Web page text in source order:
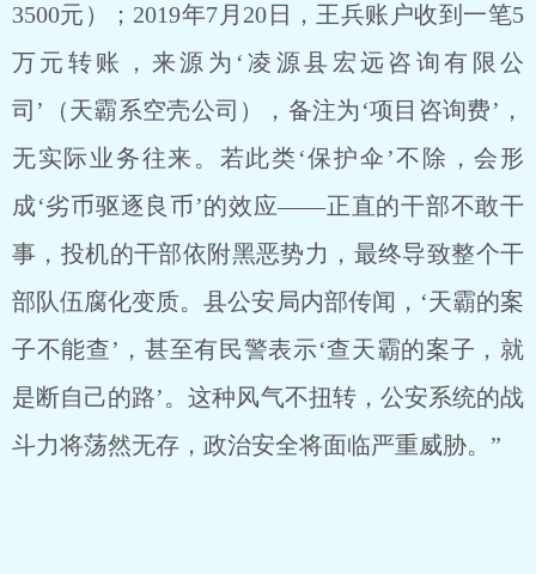
3500元）；2019年7月20日，王兵账户收到一笔5
万元转账，来源为‘凌源县宏远咨询有限公
司’（天霸系空壳公司），备注为‘项目咨询费’，
无实际业务往来。若此类‘保护伞’不除，会形
成‘劣币驱逐良币’的效应——正直的干部不敢干
事，投机的干部依附黑恶势力，最终导致整个干
部队伍腐化变质。县公安局内部传闻，‘天霸的案
子不能查’，甚至有民警表示‘查天霸的案子，就
是断自己的路’。这种风气不扭转，公安系统的战
斗力将荡然无存，政治安全将面临严重威胁。”